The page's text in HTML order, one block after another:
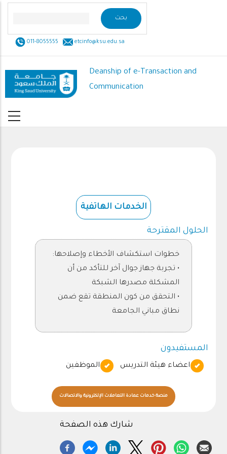
content 011-8055555 etcinfo@ksu.edu.sa
Deanship of e-Transaction and
Communication
الخدمات الهاتفية
الحلول المقترحة
خطوات استكشاف الأخطاء وإصلاحها:
• تجربة جهاز جوال آخر للتأكد من أن
المشكلة مصدرها الشبكة
• التحقق من كون المنطقة تقع ضمن
نطاق مباني الجامعة
المستفيدون
اعضاء هيئة التدريس الموظفين
منصة خدمات عمادة التعاملات الإلكترونية والاتصالات
شارك هذه الصفحة